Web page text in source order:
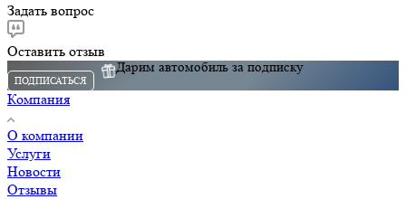
Задать вопрос
Оставить отзыв
Дарим автомобиль за подписку
ПОДПИСАТЬСЯ
Компания
О компании
Услуги
Новости
Отзывы